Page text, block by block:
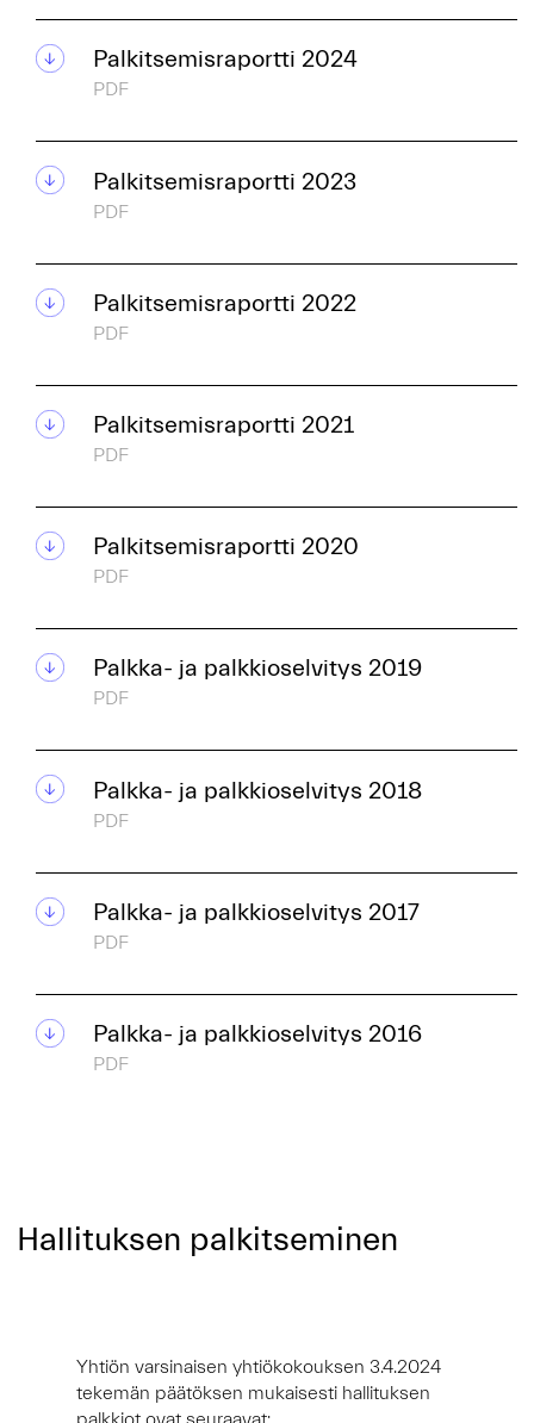
Palkitsemisraportti 2024
PDF
Palkitsemisraportti 2023
PDF
Palkitsemisraportti 2022
PDF
Palkitsemisraportti 2021
PDF
Palkitsemisraportti 2020
PDF
Palkka- ja palkkioselvitys 2019
PDF
Palkka- ja palkkioselvitys 2018
PDF
Palkka- ja palkkioselvitys 2017
PDF
Palkka- ja palkkioselvitys 2016
PDF
Hallituksen palkitseminen
Yhtiön varsinaisen yhtiökokouksen 3.4.2024
tekemän päätöksen mukaisesti hallituksen